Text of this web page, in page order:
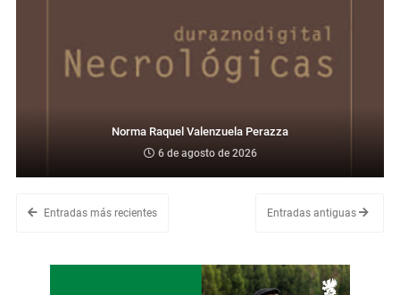
Norma Raquel Valenzuela Perazza
6 de agosto de 2026
Entradas más recientes Entradas antiguas